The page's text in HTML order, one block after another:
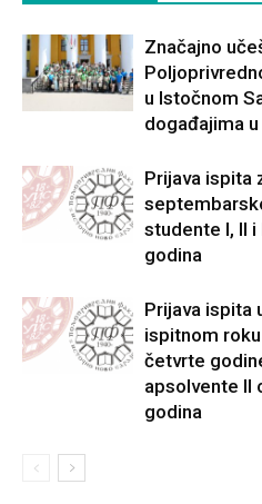
Značajno
u Istočnom
događajima
Prijava ispita
studente I, II
godina
Prijava ispita
ispitnom
četvrte
apsolvente II
godina